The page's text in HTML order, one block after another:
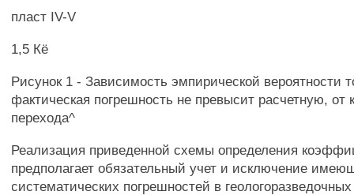
пласт IV-V
1,5 Кё
Рисунок 1 - Зависимость эмпирической вероятности
фактическая погрешность не превысит расчетную,
перехода^
Реализация приведенной схемы определения
предполагает обязательный учет и исключение
систематических погрешностей в